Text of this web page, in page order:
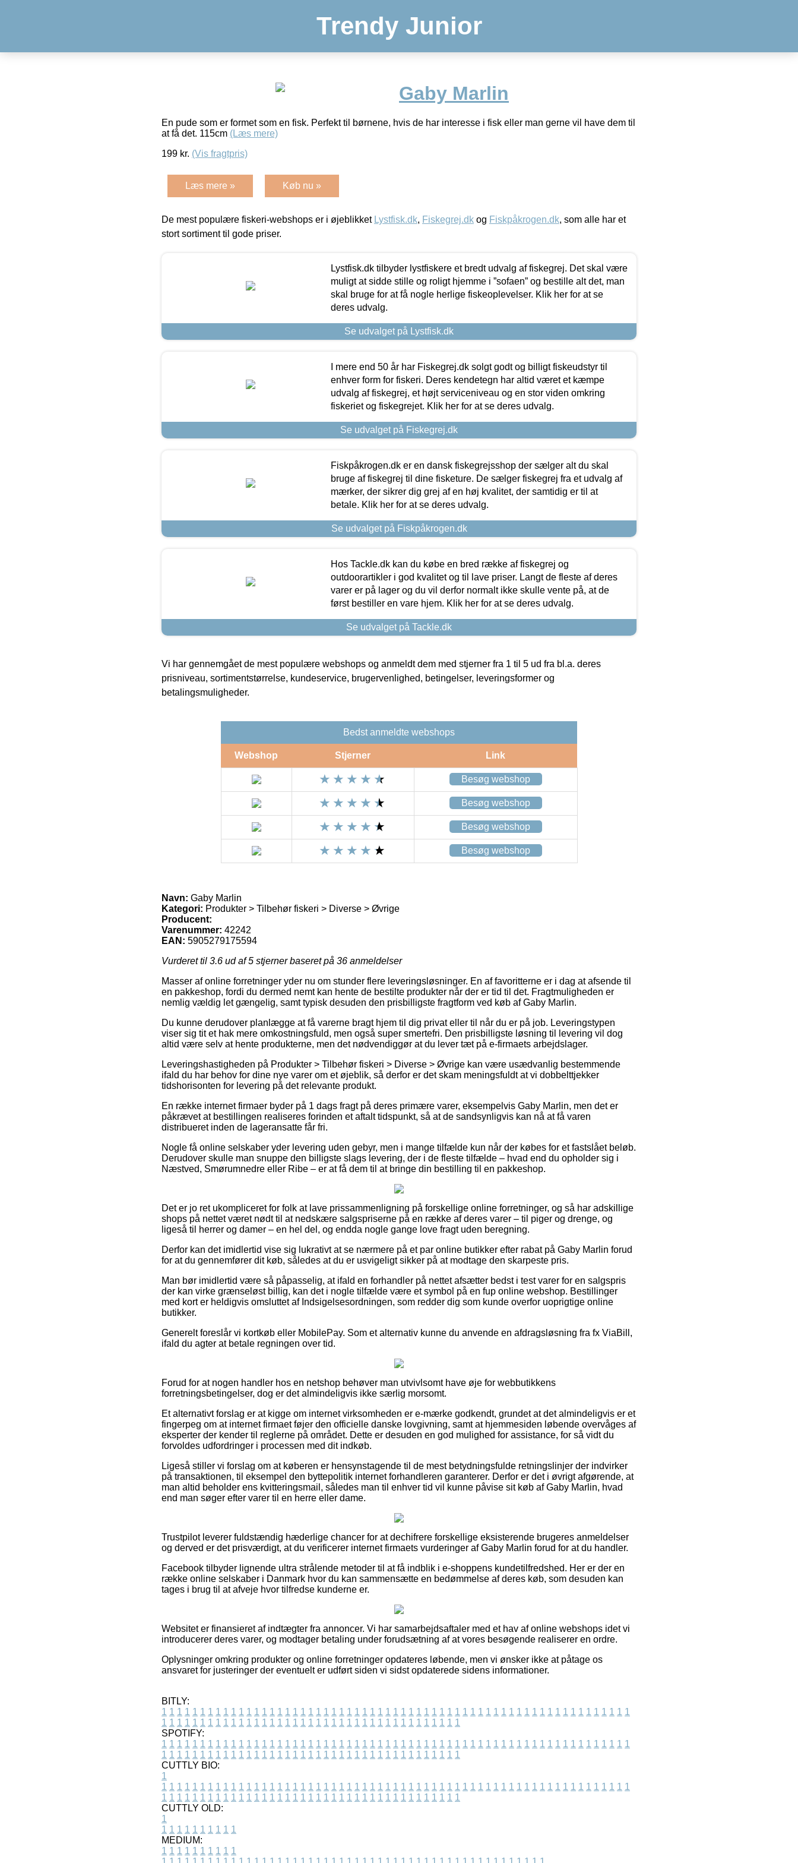
Trendy Junior
Gaby Marlin
En pude som er formet som en fisk. Perfekt til børnene, hvis de har interesse i fisk eller man gerne vil have dem til
at få det. 115cm (Læs mere)
199 kr. (Vis fragtpris)
Læs mere » Køb nu »
De mest populære fiskeri-webshops er i øjeblikket Lystfisk.dk, Fiskegrej.dk og Fiskpåkrogen.dk, som alle har et
stort sortiment til gode priser.
Lystfisk.dk tilbyder lystfiskere et bredt udvalg af fiskegrej. Det skal være
muligt at sidde stille og roligt hjemme i ”sofaen” og bestille alt det, man
skal bruge for at få nogle herlige fiskeoplevelser. Klik her for at se
deres udvalg.
Se udvalget på Lystfisk.dk
I mere end 50 år har Fiskegrej.dk solgt godt og billigt fiskeudstyr til
enhver form for fiskeri. Deres kendetegn har altid været et kæmpe
udvalg af fiskegrej, et højt serviceniveau og en stor viden omkring
fiskeriet og fiskegrejet. Klik her for at se deres udvalg.
Se udvalget på Fiskegrej.dk
Fiskpåkrogen.dk er en dansk fiskegrejsshop der sælger alt du skal
bruge af fiskegrej til dine fisketure. De sælger fiskegrej fra et udvalg af
mærker, der sikrer dig grej af en høj kvalitet, der samtidig er til at
betale. Klik her for at se deres udvalg.
Se udvalget på Fiskpåkrogen.dk
Hos Tackle.dk kan du købe en bred række af fiskegrej og
outdoorartikler i god kvalitet og til lave priser. Langt de fleste af deres
varer er på lager og du vil derfor normalt ikke skulle vente på, at de
først bestiller en vare hjem. Klik her for at se deres udvalg.
Se udvalget på Tackle.dk
Vi har gennemgået de mest populære webshops og anmeldt dem med stjerner fra 1 til 5 ud fra bl.a. deres
prisniveau, sortimentstørrelse, kundeservice, brugervenlighed, betingelser, leveringsformer og
betalingsmuligheder.
Bedst anmeldte webshops
Webshop Stjerner Link
Besøg webshop
Besøg webshop
Besøg webshop
Besøg webshop
Navn: Gaby Marlin
Kategori: Produkter > Tilbehør fiskeri > Diverse > Øvrige
Producent:
Varenummer: 42242
EAN: 5905279175594
Vurderet til 3.6 ud af 5 stjerner baseret på 36 anmeldelser
Masser af online forretninger yder nu om stunder flere leveringsløsninger. En af favoritterne er i dag at afsende til
en pakkeshop, fordi du dermed nemt kan hente de bestilte produkter når der er tid til det. Fragtmuligheden er
nemlig vældig let gængelig, samt typisk desuden den prisbilligste fragtform ved køb af Gaby Marlin.
Du kunne derudover planlægge at få varerne bragt hjem til dig privat eller til når du er på job. Leveringstypen
viser sig tit et hak mere omkostningsfuld, men også super smertefri. Den prisbilligste løsning til levering vil dog
altid være selv at hente produkterne, men det nødvendiggør at du lever tæt på e-firmaets arbejdslager.
Leveringshastigheden på Produkter > Tilbehør fiskeri > Diverse > Øvrige kan være usædvanlig bestemmende
ifald du har behov for dine nye varer om et øjeblik, så derfor er det skam meningsfuldt at vi dobbelttjekker
tidshorisonten for levering på det relevante produkt.
En række internet firmaer byder på 1 dags fragt på deres primære varer, eksempelvis Gaby Marlin, men det er
påkrævet at bestillingen realiseres forinden et aftalt tidspunkt, så at de sandsynligvis kan nå at få varen
distribueret inden de lageransatte får fri.
Nogle få online selskaber yder levering uden gebyr, men i mange tilfælde kun når der købes for et fastslået beløb.
Derudover skulle man snuppe den billigste slags levering, der i de fleste tilfælde – hvad end du opholder sig i
Næstved, Smørumnedre eller Ribe – er at få dem til at bringe din bestilling til en pakkeshop.
Det er jo ret ukompliceret for folk at lave prissammenligning på forskellige online forretninger, og så har adskillige
shops på nettet været nødt til at nedskære salgspriserne på en række af deres varer – til piger og drenge, og
ligeså til herrer og damer – en hel del, og endda nogle gange love fragt uden beregning.
Derfor kan det imidlertid vise sig lukrativt at se nærmere på et par online butikker efter rabat på Gaby Marlin forud
for at du gennemfører dit køb, således at du er usvigeligt sikker på at modtage den skarpeste pris.
Man bør imidlertid være så påpasselig, at ifald en forhandler på nettet afsætter bedst i test varer for en salgspris
der kan virke grænseløst billig, kan det i nogle tilfælde være et symbol på en fup online webshop. Bestillinger
med kort er heldigvis omsluttet af Indsigelsesordningen, som redder dig som kunde overfor uoprigtige online
butikker.
Generelt foreslår vi kortkøb eller MobilePay. Som et alternativ kunne du anvende en afdragsløsning fra fx ViaBill,
ifald du agter at betale regningen over tid.
Forud for at nogen handler hos en netshop behøver man utvivlsomt have øje for webbutikkens
forretningsbetingelser, dog er det almindeligvis ikke særlig morsomt.
Et alternativt forslag er at kigge om internet virksomheden er e-mærke godkendt, grundet at det almindeligvis er et
fingerpeg om at internet firmaet føjer den officielle danske lovgivning, samt at hjemmesiden løbende overvåges af
eksperter der kender til reglerne på området. Dette er desuden en god mulighed for assistance, for så vidt du
forvoldes udfordringer i processen med dit indkøb.
Ligeså stiller vi forslag om at køberen er hensynstagende til de mest betydningsfulde retningslinjer der indvirker
på transaktionen, til eksempel den byttepolitik internet forhandleren garanterer. Derfor er det i øvrigt afgørende, at
man altid beholder ens kvitteringsmail, således man til enhver tid vil kunne påvise sit køb af Gaby Marlin, hvad
end man søger efter varer til en herre eller dame.
Trustpilot leverer fuldstændig hæderlige chancer for at dechifrere forskellige eksisterende brugeres anmeldelser
og derved er det prisværdigt, at du verificerer internet firmaets vurderinger af Gaby Marlin forud for at du handler.
Facebook tilbyder lignende ultra strålende metoder til at få indblik i e-shoppens kundetilfredshed. Her er der en
række online selskaber i Danmark hvor du kan sammensætte en bedømmelse af deres køb, som desuden kan
tages i brug til at afveje hvor tilfredse kunderne er.
Websitet er finansieret af indtægter fra annoncer. Vi har samarbejdsaftaler med et hav af online webshops idet vi
introducerer deres varer, og modtager betaling under forudsætning af at vores besøgende realiserer en ordre.
Oplysninger omkring produkter og online forretninger opdateres løbende, men vi ønsker ikke at påtage os
ansvaret for justeringer der eventuelt er udført siden vi sidst opdaterede sidens informationer.
BITLY:
1 1 1 1 1 1 1 1 1 1 1 1 1 1 1 1 1 1 1 1 1 1 1 1 1 1 1 1 1 1 1 1 1 1 1 1 1 1 1 1 1 1 1 1 1 1 1 1 1 1 1 1 1 1 1 1 1 1 1 1 1
1 1 1 1 1 1 1 1 1 1 1 1 1 1 1 1 1 1 1 1 1 1 1 1 1 1 1 1 1 1 1 1 1 1 1 1 1 1 1
SPOTIFY:
1 1 1 1 1 1 1 1 1 1 1 1 1 1 1 1 1 1 1 1 1 1 1 1 1 1 1 1 1 1 1 1 1 1 1 1 1 1 1 1 1 1 1 1 1 1 1 1 1 1 1 1 1 1 1 1 1 1 1 1 1
1 1 1 1 1 1 1 1 1 1 1 1 1 1 1 1 1 1 1 1 1 1 1 1 1 1 1 1 1 1 1 1 1 1 1 1 1 1 1
CUTTLY BIO:
1
1 1 1 1 1 1 1 1 1 1 1 1 1 1 1 1 1 1 1 1 1 1 1 1 1 1 1 1 1 1 1 1 1 1 1 1 1 1 1 1 1 1 1 1 1 1 1 1 1 1 1 1 1 1 1 1 1 1 1 1 1
1 1 1 1 1 1 1 1 1 1 1 1 1 1 1 1 1 1 1 1 1 1 1 1 1 1 1 1 1 1 1 1 1 1 1 1 1 1 1
CUTTLY OLD:
1
1 1 1 1 1 1 1 1 1 1
MEDIUM:
1 1 1 1 1 1 1 1 1 1